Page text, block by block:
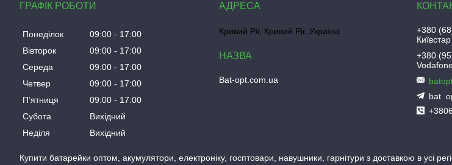
ГРАФІК РОБОТИ
Понеділок 09:00
17:00
Вівторок
09:00
17:00
Середа
09:00
17:00
Четвер
09:00
17:00
Пʼятниця
09:00
17:00
Субота
Вихідний
Неділя
Вихідний
Кривий Ріг, Кривий Ріг, Україна
Bat-opt.com.ua
+380
+380
Купити батарейки оптом, акумулятори, електроніку, госптовари, навушники, гарнітури з доставкою в усі